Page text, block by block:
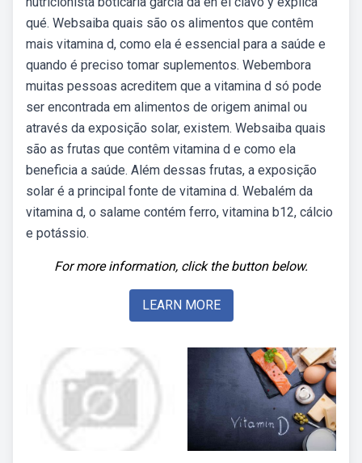
qué. Websaiba quais são os alimentos que contêm
mais vitamina d, como ela é essencial para a saúde e
quando é preciso tomar suplementos. Webembora
muitas pessoas acreditem que a vitamina d só pode
ser encontrada em alimentos de origem animal ou
através da exposição solar, existem. Websaiba quais
são as frutas que contêm vitamina d e como ela
beneficia a saúde. Além dessas frutas, a exposição
solar é a principal fonte de vitamina d. Webalém da
vitamina d, o salame contém ferro, vitamina b12, cálcio
e potássio.
For more information, click the button below.
LEARN MORE